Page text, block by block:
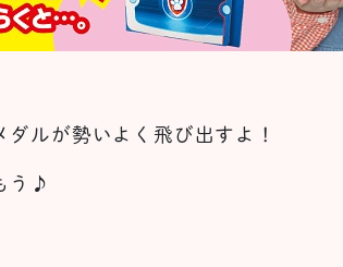
ルが勢いよく飛び出すよ！
う♪